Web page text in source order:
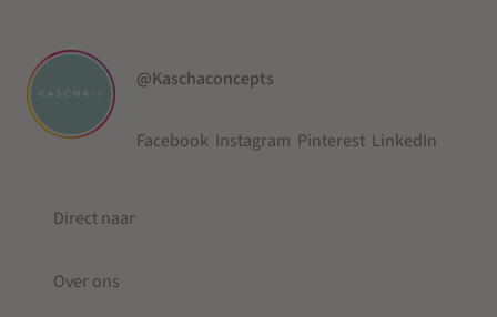
@Kaschaconcepts
Facebook Instagram Pinterest LinkedIn
Direct naar
Over ons